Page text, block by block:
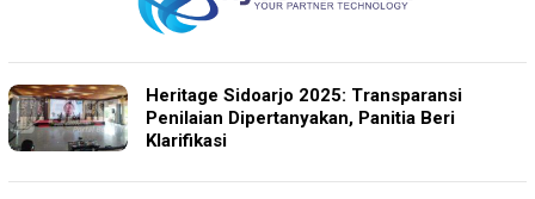
Heritage Sidoarjo 2025: Transparansi
Penilaian Dipertanyakan, Panitia Beri
Klarifikasi